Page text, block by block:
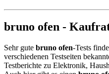
bruno ofen -
Sehr gute bruno ofen-Tests
verschiedenen Testseiten
Testberichte zu Elektronik,